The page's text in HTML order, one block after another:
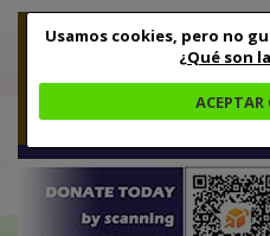
Usamos cookies, pero no
¿Qué son
ACEPTAR